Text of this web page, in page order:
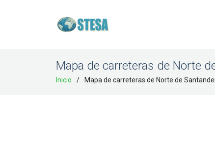
Mapa de carreteras de Norte
Inicio Mapa de carreteras de Norte de